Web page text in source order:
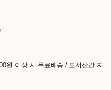
원 이상 시 무료배송 / 도서산간 지